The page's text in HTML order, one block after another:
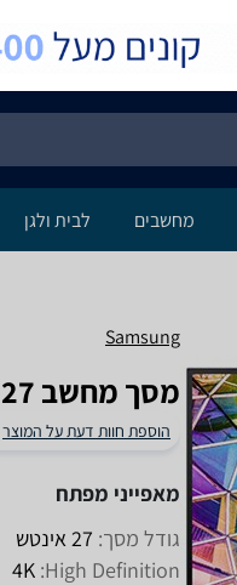
מחשבים לבית ולגן
Samsung
מסך מחשב ‏27 ‏אינטש Samsung S27A804NMM 4K סמסונג
הוספת חוות דעת על המוצר
מאפייני מפתח
גודל מסך: 27 אינטש
High Definition:
4K